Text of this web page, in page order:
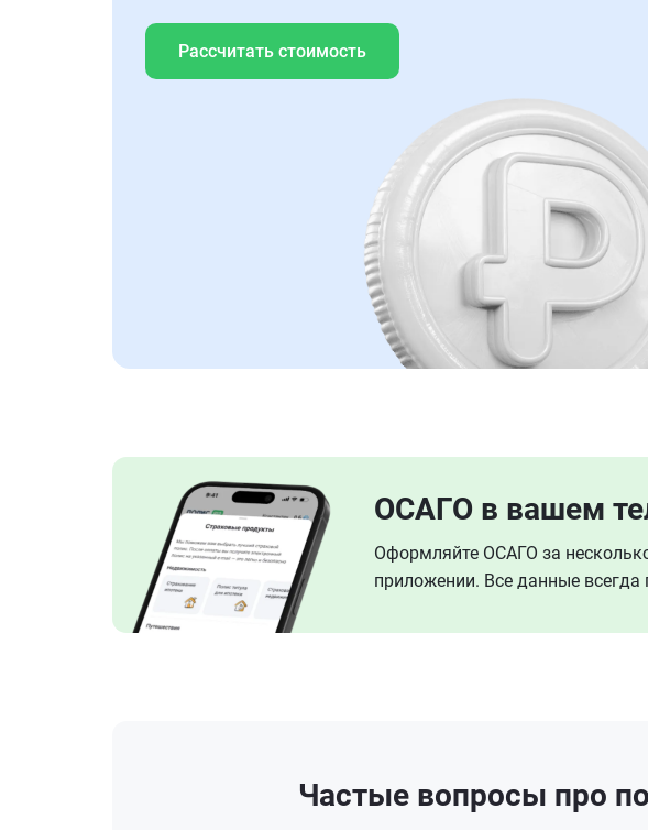
Рассчитать стоимость
ОСАГО в вашем
Оформляйте ОСАГО за
приложении. Все данные всегда
Частые вопросы про